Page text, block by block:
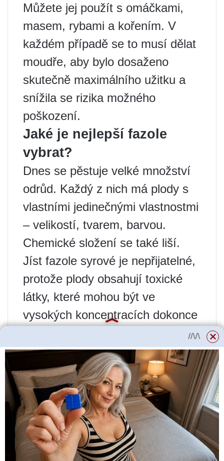
Můžete jej použít s omáčkami,
masem, rybami a kořením. V
každém případě se to musí dělat
moudře, aby bylo dosaženo
skutečně maximálního užitku a
snížila se rizika možného
poškození.
Jaké je nejlepší fazole
vybrat?
Dnes se pěstuje velké množství
odrůd. Každý z nich má plody s
vlastními jedinečnými vlastnostmi
– velikostí, tvarem, barvou.
Chemické složení se také liší.
Jíst fazole syrové je nepřijatelné,
protože plody obsahují toxické
látky, které mohou být ve
vysokých koncentracích dokonce
případě nutný určitý způsob
tepelné úpravy – vaření,
smažení, dušení, v některých
případech s povinným
předmáčením.
Chcete-li se rozhodnout, které